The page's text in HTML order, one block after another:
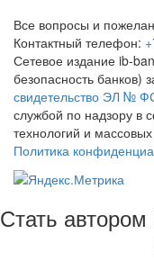
Все вопросы и
Контактный телефон:
Сетевое издание ib-
безопасность банков)
свидетельство ЭЛ №
службой по надзору в
технологий и
Политика
Стать